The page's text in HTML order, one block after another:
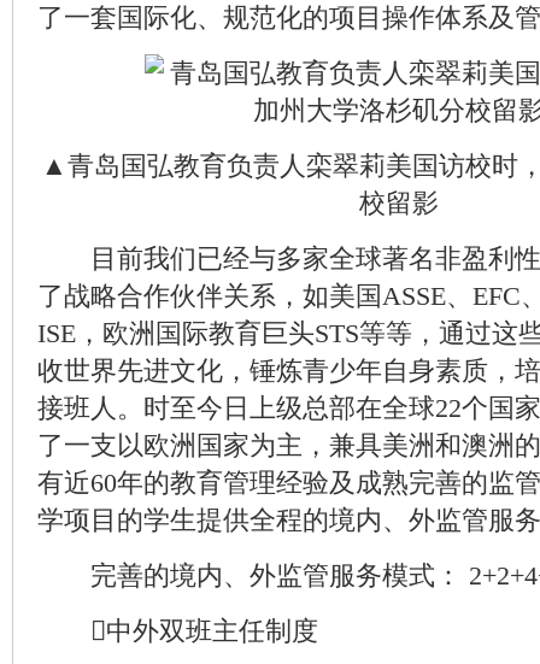
了一套国际化、规范化的项目操作体系及
▲青岛国弘教育负责人栾翠莉美国访校时
校留影
目前我们已经与多家全球著名非盈利性
了战略合作伙伴关系，如美国ASSE、EFC
ISE，欧洲国际教育巨头STS等等，通过这
收世界先进文化，锤炼青少年自身素质，
接班人。时至今日上级总部在全球22个国
了一支以欧洲国家为主，兼具美洲和澳洲
有近60年的教育管理经验及成熟完善的监
学项目的学生提供全程的境内、外监管服
完善的境内、外监管服务模式：
中外双班主任制度